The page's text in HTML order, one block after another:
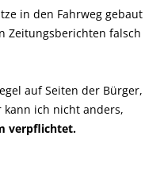
in den Fahrweg gebaut
Zeitungsberichten falsch
auf Seiten der Bürger,
ich nicht anders,
verpflichtet.